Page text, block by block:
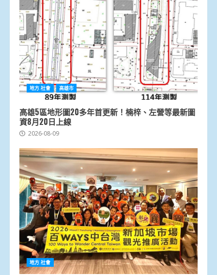
地方.社會 高雄市
高雄5區地形圖20多年首更新！楠梓、左營等最新圖
資8月20日上線
2026-08-09
地方.社會